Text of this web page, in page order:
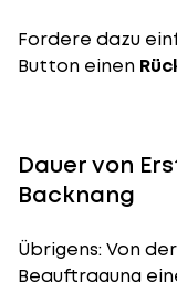
Fordere dazu
Button einen
Dauer von
Backnang
Übrigens: Von
Beauftragung